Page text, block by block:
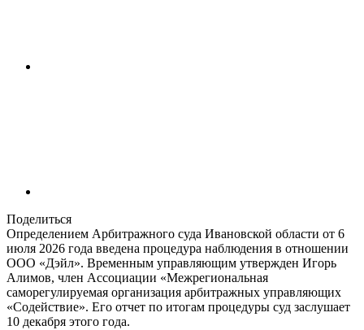
Поделиться
Определением Арбитражного суда Ивановской области от 6
июля 2026 года введена процедура наблюдения в отношении
ООО «Дэйл». Временным управляющим утвержден Игорь
Алимов, член Ассоциации «Межрегиональная
саморегулируемая организация арбитражных управляющих
«Содействие». Его отчет по итогам процедуры суд заслушает
10 декабря этого года.